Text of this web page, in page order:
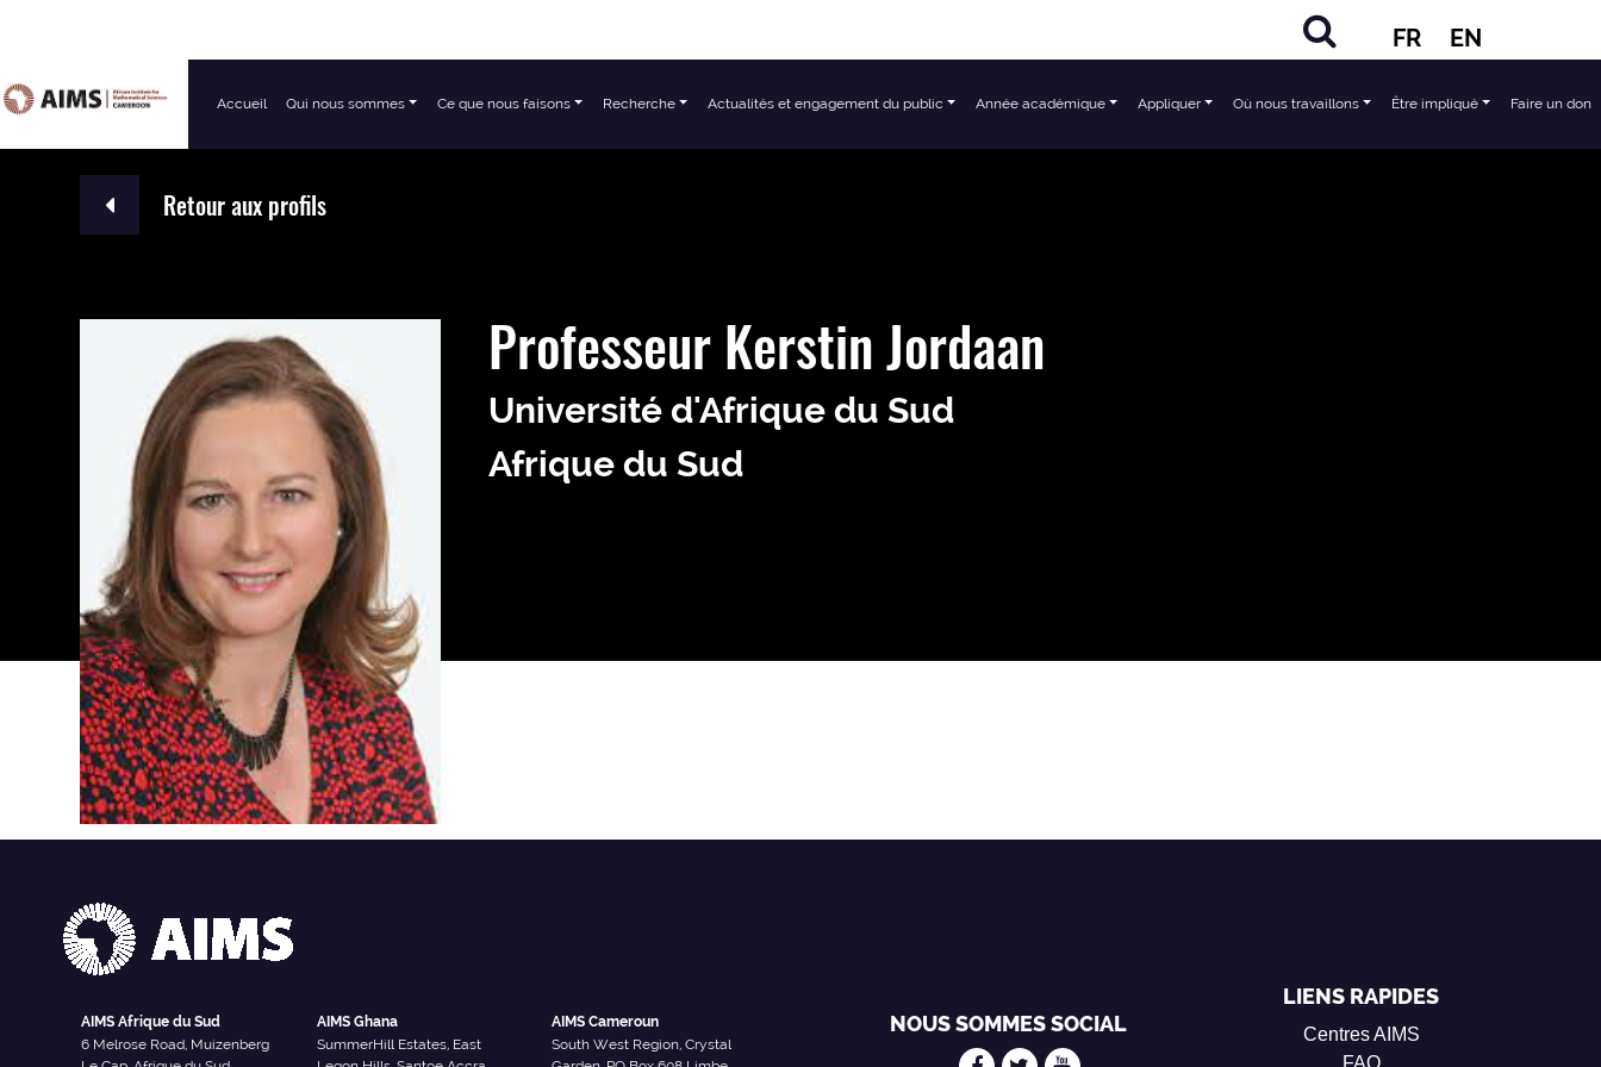
FR EN
Navigation principale
Accueil Qui nous sommes Ce que nous faisons Recherche Actualités et engagement du public Année académique Appliquer Où nous travaillons Être impliqué Faire un don
Retour aux profils
Professeur Kerstin Jordaan
Université d'Afrique du Sud
Afrique du Sud
AIMS Afrique du Sud
6 Melrose Road, Muizenberg
AIMS Ghana
SummerHill Estates, East
AIMS Cameroun
South West Region, Crystal
NOUS SOMMES SOCIAL
LIENS RAPIDES
Centres AIMS
FAQ